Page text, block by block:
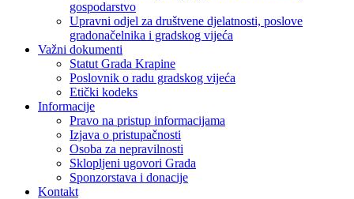
gospodarstvo
Upravni odjel za društvene djelatnosti, poslove
gradonačelnika i gradskog vijeća
Važni dokumenti
Statut Grada Krapine
Poslovnik o radu gradskog vijeća
Etički kodeks
Informacije
Pravo na pristup informacijama
Izjava o pristupačnosti
Osoba za nepravilnosti
Sklopljeni ugovori Grada
Sponzorstava i donacije
Kontakt